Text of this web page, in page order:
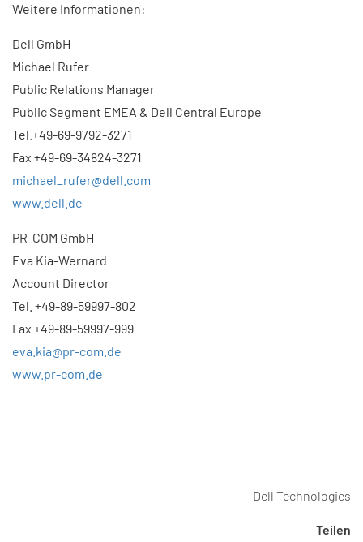
Weitere Informationen:
Dell GmbH
Michael Rufer
Public Relations Manager
Public Segment EMEA & Dell Central Europe
Tel.+49-69-9792-3271
Fax +49-69-34824-3271
michael_rufer@dell.com
www.dell.de
PR-COM GmbH
Eva Kia-Wernard
Account Director
Tel. +49-89-59997-802
Fax +49-89-59997-999
eva.kia@pr-com.de
www.pr-com.de
Dell Technologies
Teilen